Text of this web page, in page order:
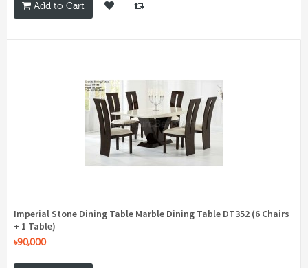
Add to Cart
Imperial Stone Dining Table Marble Dining Table DT352 (6 Chairs
+ 1 Table)
৳90,000